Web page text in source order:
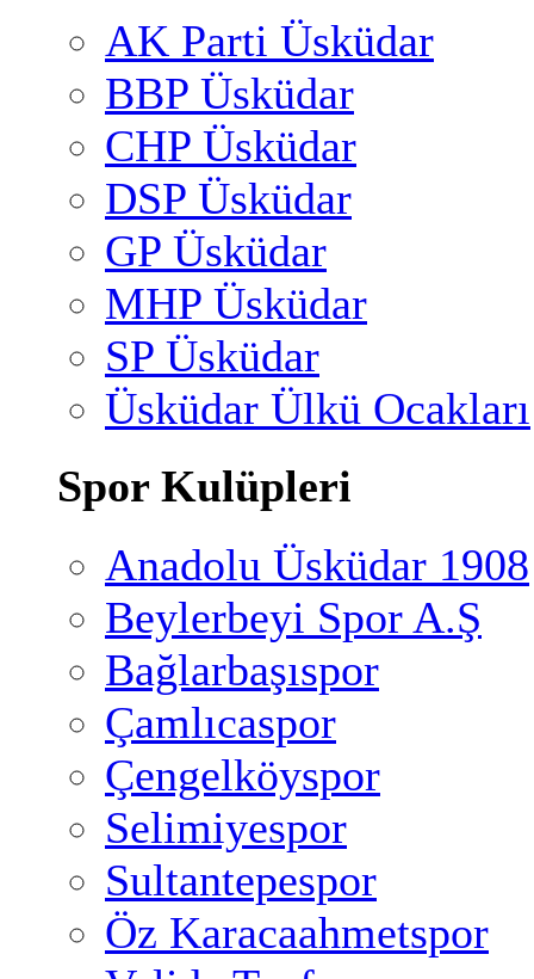
AK Parti Üsküdar
BBP Üsküdar
CHP Üsküdar
DSP Üsküdar
GP Üsküdar
MHP Üsküdar
SP Üsküdar
Üsküdar Ülkü Ocakları
Spor Kulüpleri
Anadolu Üsküdar 1908
Beylerbeyi Spor A.Ş
Bağlarbaşıspor
Çamlıcaspor
Çengelköyspor
Selimiyespor
Sultantepespor
Öz Karacaahmetspor